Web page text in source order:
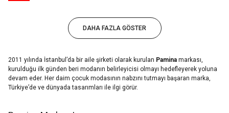
DAHA FAZLA GÖSTER
2011 yılında İstanbul’da bir aile şirketi olarak kurulan Pamina markası,
kurulduğu ilk günden beri modanın belirleyicisi olmayı hedefleyerek yoluna
devam eder. Her daim çocuk modasının nabzını tutmayı başaran marka,
Türkiye’de ve dünyada tasarımları ile ilgi görür.